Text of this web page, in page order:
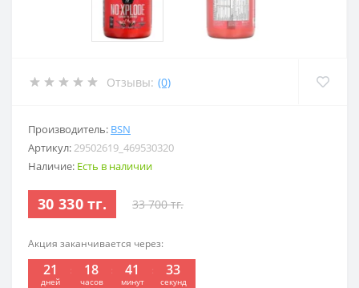
Отзывы: (0)
Производитель: BSN
Артикул:29502619_469530320
Наличие: Есть в наличии
30 330 тг. 33 700 тг.
Акция заканчивается через:
21
дней
18
часов
41
минут
32
секунд